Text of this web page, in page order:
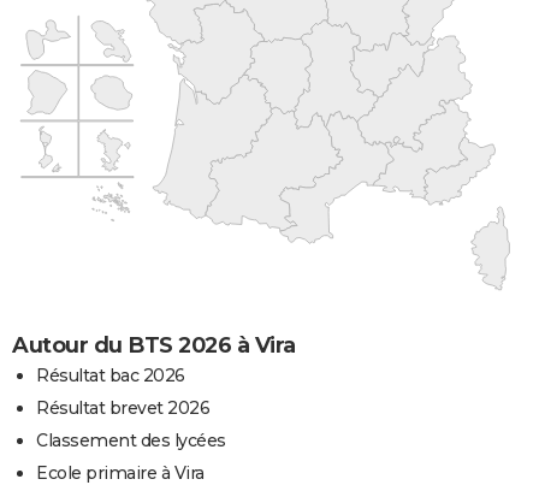
Autour du BTS 2026 à Vira
Résultat bac 2026
Résultat brevet 2026
Classement des lycées
Ecole primaire à Vira